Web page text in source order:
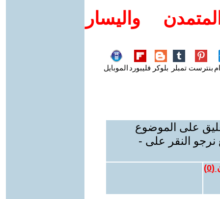
واليسار
بنترست تمبلر بلوكر فليبورد الموبايل
على الموضوع
نرجو النقر على -
(
0
)